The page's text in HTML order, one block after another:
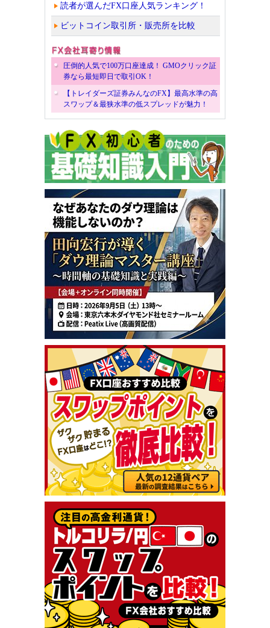
読者が選んだFX口座人気ランキング！
ビットコイン取引所・販売所を比較
圧倒的人気で100万口座達成！ GMOクリック証
券なら最短即日で取引OK！
【トレイダーズ証券みんなのFX】最高水準の高
スワップ＆最狭水準の低スプレッドが魅力！